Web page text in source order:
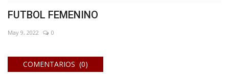
FUTBOL FEMENINO
May 9, 2022 0
COMENTARIOS (0)